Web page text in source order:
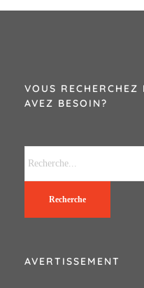
VOUS
AVEZ BESOIN?
Recherche
AVERTISSEMENT